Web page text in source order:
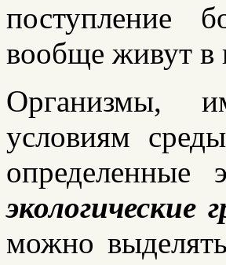
поступление
вообще живут в
Организмы,
условиям
определенные
экологические
можно